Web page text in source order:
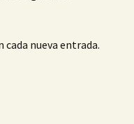
nueva entrada.